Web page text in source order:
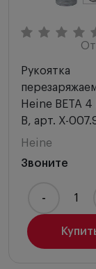
Рукоятка
Heine BETA 4
В, арт. X-
Heine
Звоните
-